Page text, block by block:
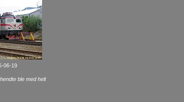
06-19
ble med helt